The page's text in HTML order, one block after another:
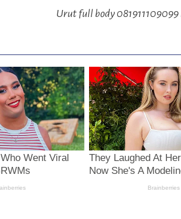
Urut full body